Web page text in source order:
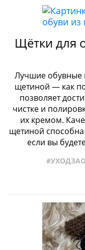
Щётки для
Лучшие обувные
щетиной — как
позволяет
чистке и
их кремом.
щетиной
если вы